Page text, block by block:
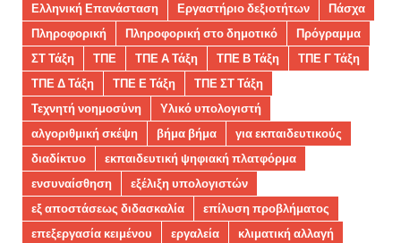
Ελληνική Επανάσταση
Εργαστήριο δεξιοτήτων
Πάσχα
Πληροφορική
Πληροφορική στο δημοτικό
Πρόγραμμα
ΣΤ Τάξη
ΤΠΕ ΤΠΕ Α Τάξη ΤΠΕ Β Τάξη
ΤΠΕ Γ Τάξη
ΤΠΕ Δ Τάξη
ΤΠΕ Ε Τάξη
ΤΠΕ ΣΤ Τάξη
Τεχνητή νοημοσύνη
Υλικό υπολογιστή
αλγοριθμική σκέψη
βήμα βήμα
για εκπαιδευτικούς
διαδίκτυο
εκπαιδευτική ψηφιακή πλατφόρμα
ενσυναίσθηση
εξέλιξη υπολογιστών
εξ αποστάσεως διδασκαλία
επίλυση προβλήματος
επεξεργασία κειμένου
εργαλεία
κλιματική αλλαγή